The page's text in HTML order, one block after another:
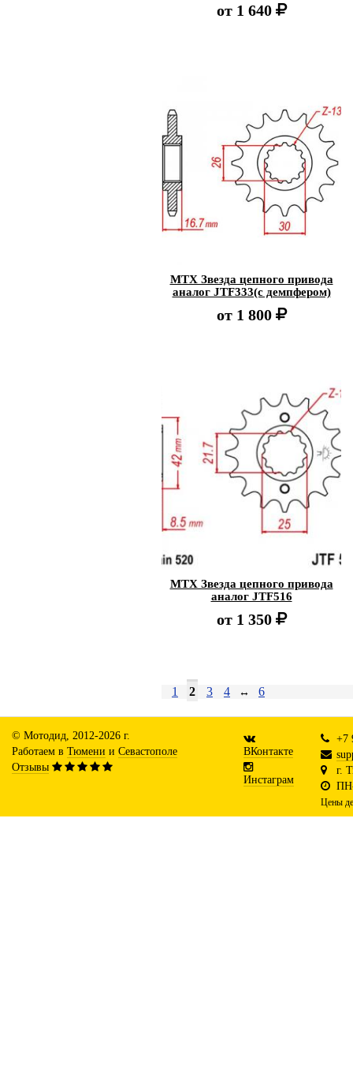
от 1 640
MTX Звезда цепного привода
аналог JTF333(с демпфером)
от 1 800
MTX Звезда цепного привода
аналог JTF516
от 1 350
1 2 3 4 ↔ 6
© Мотодид, 2012-2026 г.
Работаем в Тюмени и Севастополе
Отзывы
ВКонтакте
Инстаграм
+7
г.
Цены